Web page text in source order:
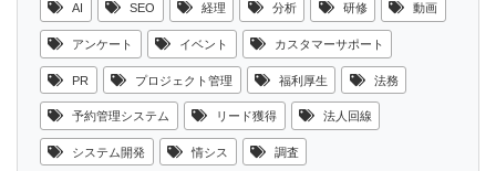
AI SEO 経理 分析 研修 動画
アンケート イベント カスタマーサポート
PR プロジェクト管理 福利厚生 法務
予約管理システム リード獲得 法人回線
システム開発 情シス 調査